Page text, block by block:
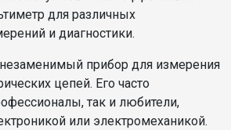
для различных
и диагностики.
прибор для измерения
цепей. Его часто
так и любители,
или электромеханикой.